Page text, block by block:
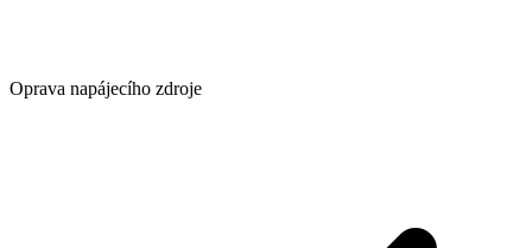
Oprava napájecího zdroje